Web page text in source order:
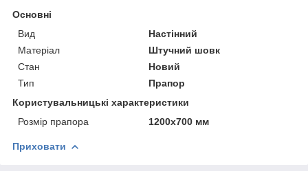
Основні
Вид
Настінний
Матеріал
Штучний шовк
Стан
Новий
Тип
Прапор
Користувальницькі характеристики
Розмір прапора
1200х700 мм
Приховати